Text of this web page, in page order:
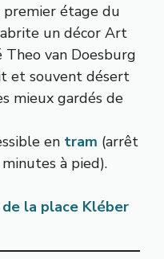
premier étage du
un décor Art
van Doesburg
et souvent désert
mieux gardés de
en tram (arrêt
à pied).
la place Kléber